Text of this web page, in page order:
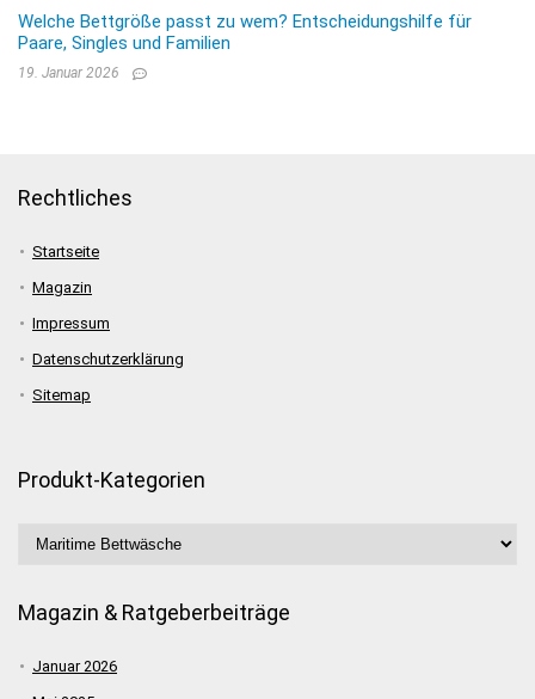
Welche Bettgröße passt zu wem? Entscheidungshilfe für
Paare, Singles und Familien
19. Januar 2026
Rechtliches
Startseite
Magazin
Impressum
Datenschutzerklärung
Sitemap
Produkt-Kategorien
Magazin & Ratgeberbeiträge
Januar 2026